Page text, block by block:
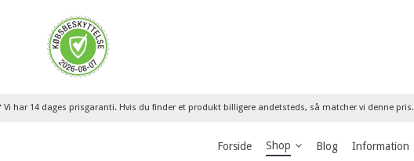
Vi har 14 dages prisgaranti. Hvis du finder et produkt billigere andetsteds, så matcher vi denne pris.
Forside Shop Blog Information